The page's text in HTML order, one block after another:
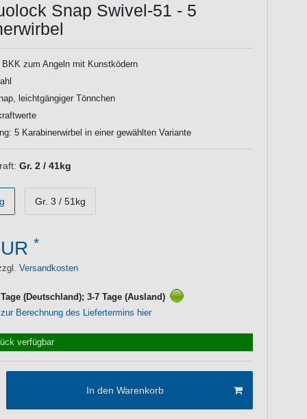
Snap Swivel-51 - 5
zum Angeln mit Kunstködern
leichtgängiger Tönnchen
5 Karabinerwirbel in einer gewählten Variante
Gr. 2 / 41kg
Gr. 3 / 51kg
*
Versandkosten
(Deutschland); 3-7 Tage (Ausland)
Berechnung des Liefertermins hier
verfügbar
In den Warenkorb